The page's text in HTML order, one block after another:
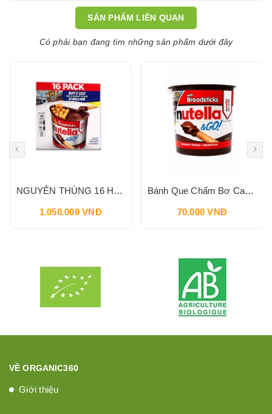
SẢN PHẨM LIÊN QUAN
Có phải bạn đang tìm những sản phẩm dưới đây
NGUYÊN THÙNG 16 HỘP Bánh Que Chấm Bơ Cacao Hạt Phỉ Snack Nutella & Go Breadstick 52g
1.050.000 VNĐ
Bánh Que Chấm Bơ Cacao Hạt Phỉ Snack Nutella & Go Breadstick 52g
70.000 VNĐ
VỀ ORGANIC360
Giới thiệu